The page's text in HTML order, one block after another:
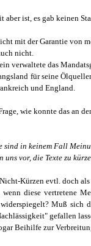
aber ist, es gab keinen
mit der Garantie von
nicht.
verwaltete das
für seine
und England.
wie konnte das an
sind in keinem Fall
uns vor, die Texte zu
Kürzen evtl. doch
wenn diese vertretene
Muß sich
gefallen
Beihilfe zur